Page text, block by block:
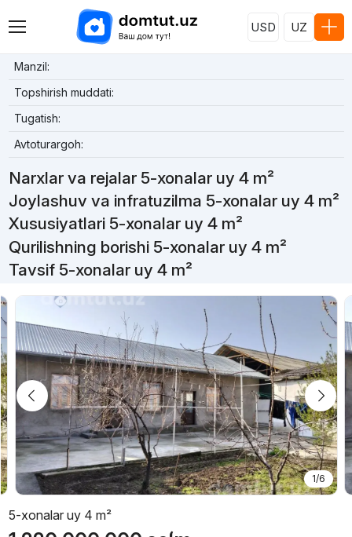
USD UZ
Manzil:
Topshirish muddati:
Tugatish:
Avtoturargoh:
Narxlar va rejalar 5-xonalar uy 4 m²
Joylashuv va infratuzilma 5-xonalar uy 4 m²
Xususiyatlari 5-xonalar uy 4 m²
Qurilishning borishi 5-xonalar uy 4 m²
Tavsif 5-xonalar uy 4 m²
1/6
5-xonalar uy 4 m²